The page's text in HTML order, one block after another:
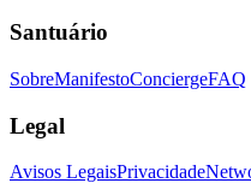
Santuário
SobreManifestoConciergeFAQ
Legal
Avisos LegaisPrivacidade